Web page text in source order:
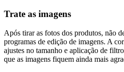
Trate as imagens
Após tirar as fotos dos produtos, não
programas de edição de imagens. A
ajustes no tamanho e aplicação de
que as imagens fiquem ainda mais